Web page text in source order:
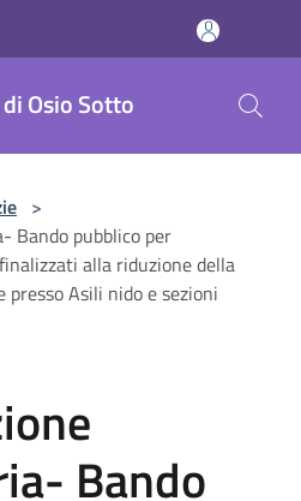
Osio Sotto
>
Bando pubblico per
alla riduzione della
Asili nido e sezioni
Bando